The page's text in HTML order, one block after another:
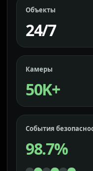
Объекты
24/7
Камеры
50K+
События
98.7%